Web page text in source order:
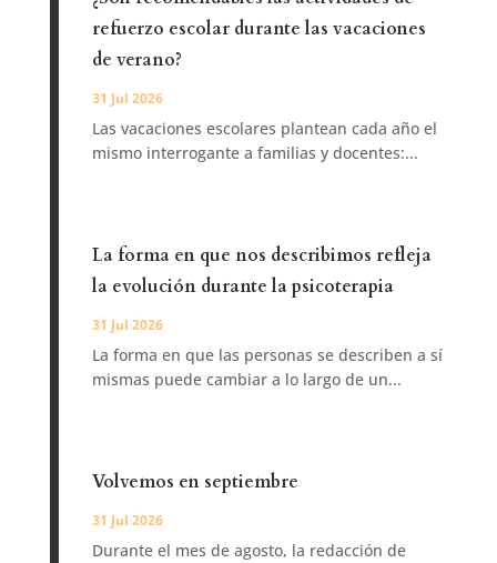
refuerzo escolar durante las vacaciones
de verano?
31 Jul 2026
Las vacaciones escolares plantean cada año el
mismo interrogante a familias y docentes:...
La forma en que nos describimos refleja
la evolución durante la psicoterapia
31 Jul 2026
La forma en que las personas se describen a sí
mismas puede cambiar a lo largo de un...
Volvemos en septiembre
31 Jul 2026
Durante el mes de agosto, la redacción de